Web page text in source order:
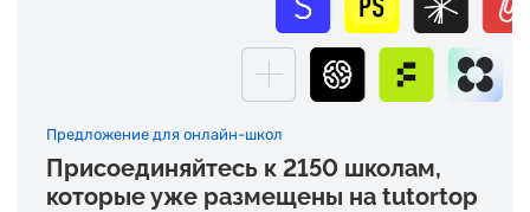
Предложение для онлайн-школ
Присоединяйтесь к 2150 школам,
которые уже размещены на tutortop